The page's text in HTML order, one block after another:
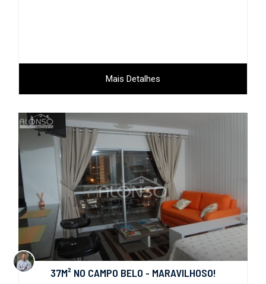
Mais Detalhes
37M² NO CAMPO BELO - MARAVILHOSO!